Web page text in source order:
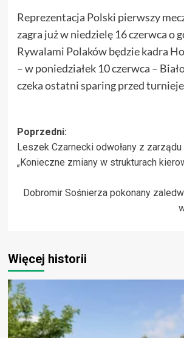
Reprezentacja Polski pierwszy
zagra już w niedzielę 16 czerwca o
Rywalami Polaków będzie kadra
– w poniedziałek 10 czerwca –
czeka ostatni sparing przed
Zobacz
wpisy
Poprzedni:
Leszek Czarnecki odwołany z zarządu
„Konieczne zmiany w strukturach
Dobromir Sośnierza pokonany
Więcej historii